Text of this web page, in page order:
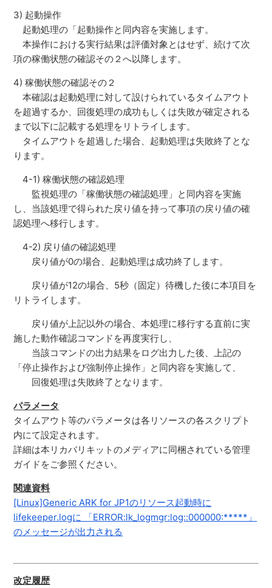
3) 起動操作
起動処理の「起動操作と同内容を実施します。
本操作における実行結果は評価対象とはせず、続けて次
項の稼働状態の確認その２へ以降します。
4) 稼働状態の確認その２
本確認は起動処理に対して設けられているタイムアウト
を超過するか、回復処理の成功もしくは失敗が確定される
まで以下に記載する処理をリトライします。
タイムアウトを超過した場合、起動処理は失敗終了とな
ります。
4-1) 稼働状態の確認処理
監視処理の「稼働状態の確認処理」と同内容を実施
し、当該処理で得られた戻り値を持って事項の戻り値の確
認処理へ移行します。
4-2) 戻り値の確認処理
戻り値が0の場合、起動処理は成功終了します。
戻り値が12の場合、5秒（固定）待機した後に本項目を
リトライします。
戻り値が上記以外の場合、本処理に移行する直前に実
施した動作確認コマンドを再度実行し、
当該コマンドの出力結果をログ出力した後、上記の
「停止操作および強制停止操作」と同内容を実施して、
回復処理は失敗終了となります。
パラメータ
タイムアウト等のパラメータは各リソースの各スクリプト
内にて設定されます。
詳細は本リカバリキットのメディアに同梱されている管理
ガイドをご参照ください。
関連資料
[Linux]Generic ARK for JP1のリソース起動時に
lifekeeper.logに 「ERROR:lk_logmgr:log::000000:*****」
のメッセージが出力される
改定履歴